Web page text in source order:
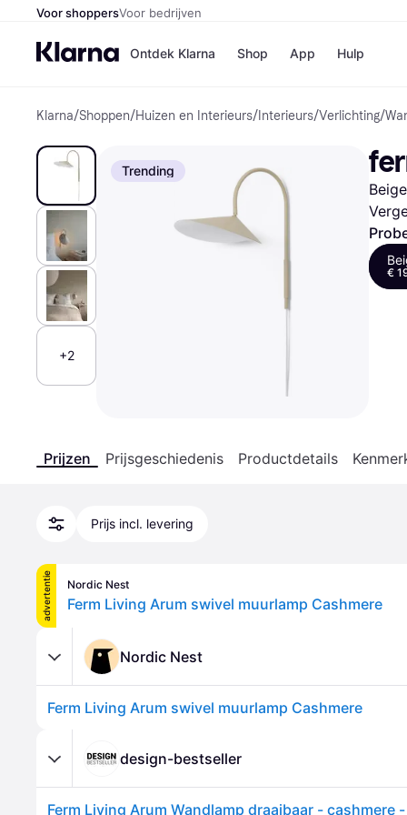
Voor shoppersVoor bedrijven
Ontdek Klarna Shop
Winkels
Kruidvat
Winkeloverzicht
App Hulp
Klarna/Shoppen/Huizen en Interieurs/ Interieurs/Verlichting/
Trending
+2
€
Prijzen Prijsgeschiedenis Productdetails
Prijs incl. levering
advertentie Nordic Nest
Ferm Living Arum swivel muurlamp Cashmere
Nordic Nest
Ferm Living Arum swivel muurlamp Cashmere
design-bestseller
Ferm Living Arum Wandlamp draaibaar - cashmere